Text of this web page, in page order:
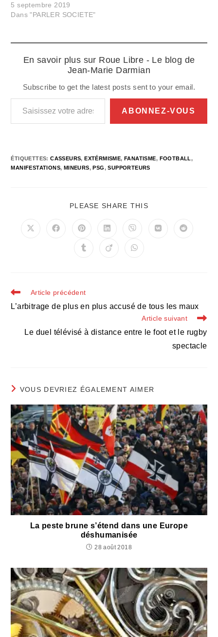
5 septembre 2019
Dans "PARLER SOCIETE"
En savoir plus sur Roue Libre - Le blog de
Jean-Marie Darmian
Subscribe to get the latest posts sent to your email.
Saisissez votre adresse e-mail…
ABONNEZ-VOUS
ÉTIQUETTES:CASSEURS, EXTÉRMISME, FANATISME, FOOTBALL,
MANIFESTATIONS, MINEURS, PSG, SUPPORTEURS
PLEASE SHARE THIS
Ouvrir
Ouvrir
Ouvrir
une
autre
Ouvrir
une
autre
Ouvrir
une
autre
Ouvrir
Ouvrir
Ouvrir
Ouvrir
Ouvrir
Read
more
Article précédent
L’arbitrage de plus en plus accusé de tous les maux
Article suivant
Le duel télévisé à distance entre le foot et le rugby
spectacle
VOUS DEVRIEZ ÉGALEMENT AIMER
La peste brune s’étend dans une Europe
déshumanisée
28 août 2018